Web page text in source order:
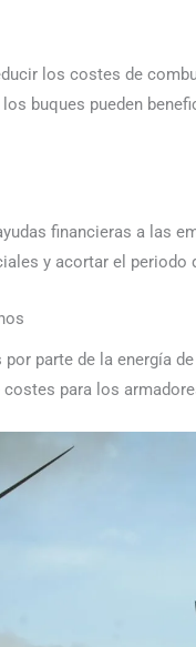
los costes de
buques pueden
financieras a las
y acortar el
parte de la energía
para los